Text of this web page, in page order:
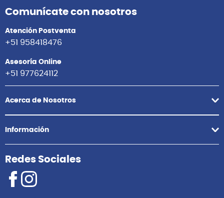
Comunícate con nosotros
Atención Postventa
+51 958418476
Asesoría Online
+51 977624112
Acerca de Nosotros
Información
Redes Sociales